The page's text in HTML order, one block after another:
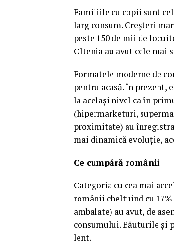
Familiile cu copii sunt
larg consum. Creşteri
peste 150 de mii de
Oltenia au avut cele
Formatele moderne de
pentru acasă. În prezent,
la acelaşi nivel ca în
(hipermarketuri,
proximitate) au
mai dinamică evoluţie,
Ce cumpără românii
Categoria cu cea mai
românii cheltuind cu
ambalate) au avut, de
consumului. Băuturile şi
lent.